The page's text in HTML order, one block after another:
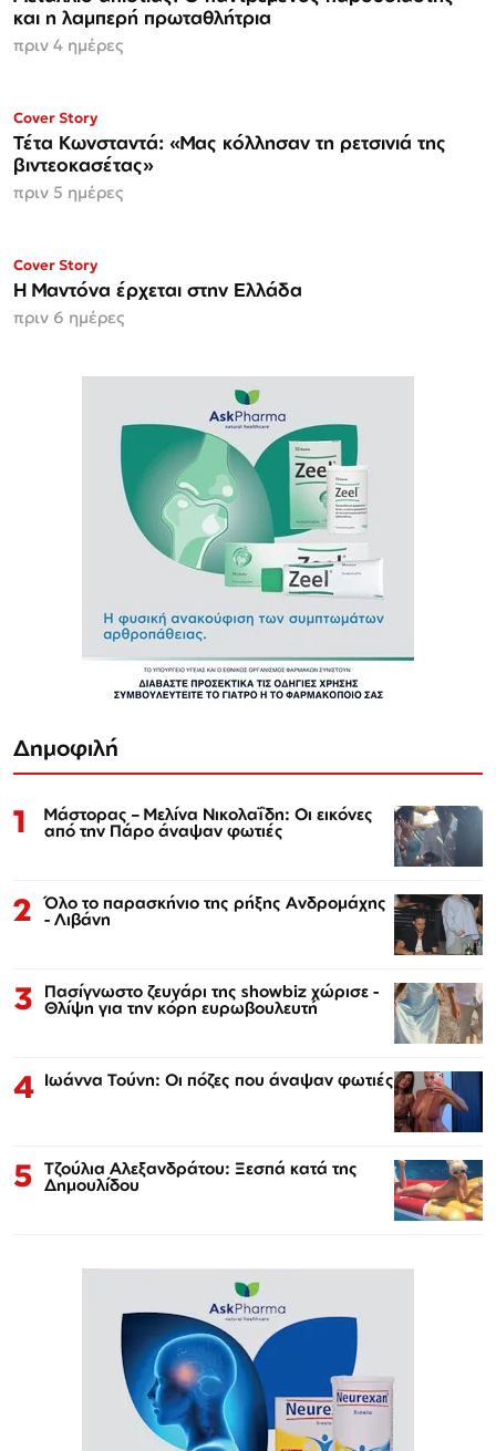
και η λαμπερή πρωταθλήτρια
πριν 4 ημέρες
ΜΟΝΟ ΣΤΗΝ
Espresso
Cover Story
Τέτα Κωνσταντά: «Μας κόλλησαν τη ρετσινιά της
βιντεοκασέτας»
πριν 5 ημέρες
Cover Story
Η Μαντόνα έρχεται στην Ελλάδα
πριν 6 ημέρες
Δημοφιλή
1 Μάστορας – Μελίνα Νικολαΐδη: Οι εικόνες
από την Πάρο άναψαν φωτιές
2 Όλο το παρασκήνιο της ρήξης Ανδρομάχης
- Λιβάνη
3 Πασίγνωστο ζευγάρι της showbiz χώρισε -
Θλίψη για την κόρη ευρωβουλευτή
4 Ιωάννα Τούνη: Οι πόζες που άναψαν φωτιές
5 Τζούλια Αλεξανδράτου: Ξεσπά κατά της
Δημουλίδου